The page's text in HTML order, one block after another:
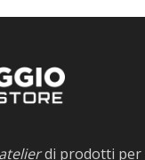
atelierdi prodotti per